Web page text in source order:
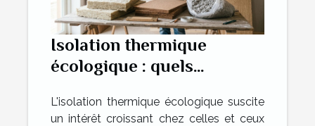
Isolation thermique
écologique : quels
L'isolation thermique écologique suscite
un intérêt croissant chez celles et ceux